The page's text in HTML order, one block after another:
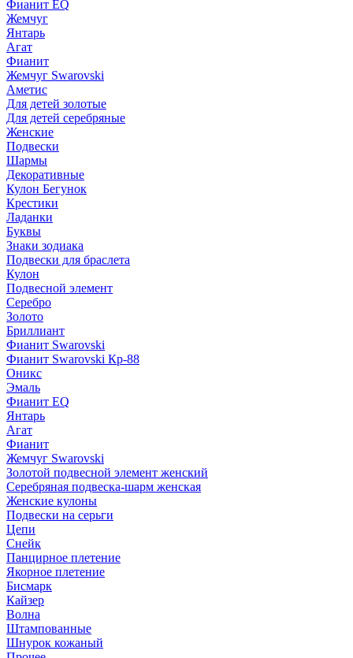
Фианит EQ
Жемчуг
Янтарь
Агат
Фианит
Жемчуг Swarovski
Аметис
Для детей золотые
Для детей серебряные
Женские
Подвески
Шармы
Декоративные
Кулон Бегунок
Крестики
Ладанки
Буквы
Знаки зодиака
Подвески для браслета
Кулон
Подвесной элемент
Серебро
Золото
Бриллиант
Фианит Swarovski
Фианит Swarovski Кр-88
Оникс
Эмаль
Фианит EQ
Янтарь
Агат
Фианит
Жемчуг Swarovski
Золотой подвесной элемент женcкий
Серебряная подвеска-шарм женская
Женские кулоны
Подвески на серьги
Цепи
Снейк
Панцирное плетение
Якорное плетение
Бисмарк
Кайзер
Волна
Штампованные
Шнурок кожаный